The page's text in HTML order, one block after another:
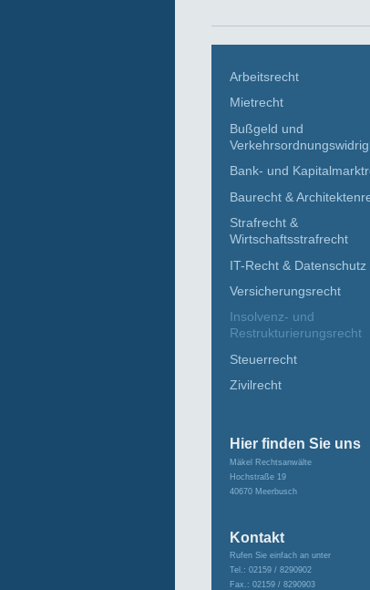
Arbeitsrecht
Mietrecht
Bußgeld und
Bank- und
Baurecht &
Strafrecht &
Wirtschaftsstrafrecht
IT-Recht & Datenschutz
Versicherungsrecht
Insolvenz- und
Restrukturierungsrecht
Steuerrecht
Zivilrecht
Hier finden Sie uns
Mäkel Rechtsanwälte
Hochstraße 19
40670 Meerbusch
Kontakt
Rufen Sie einfach an unter
Tel.: 02159 / 8290902
Fax.: 02159 / 8290903